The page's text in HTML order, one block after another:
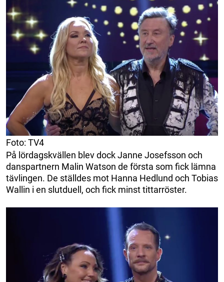
Foto: TV4
På lördagskvällen blev dock Janne Josefsson och
danspartnern Malin Watson de första som fick lämna
tävlingen. De ställdes mot Hanna Hedlund och Tobias
Wallin i en slutduell, och fick minst tittarröster.